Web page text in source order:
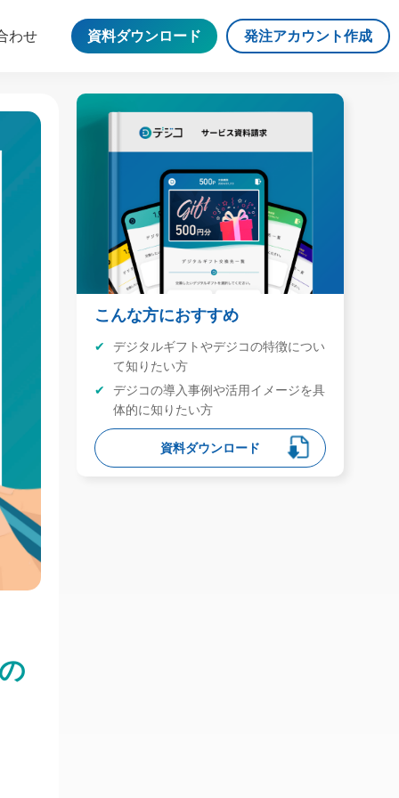
わせ 資料ダウンロード 発注アカウント作成
こんな方におすすめ
デジタルギフトやデジコの特徴につい
て知りたい方
デジコの導入事例や活用イメージを具
体的に知りたい方
資料ダウンロード